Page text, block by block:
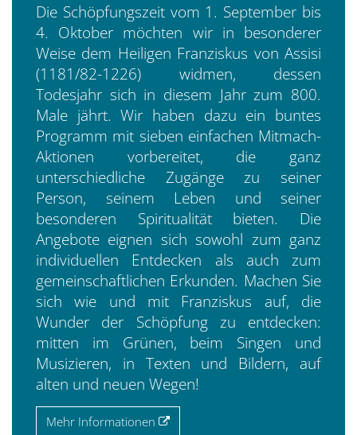
Die Schöpfungszeit vom 1. September bis
4. Oktober möchten wir in besonderer
Weise dem Heiligen Franziskus von Assisi
(1181/82-1226) widmen, dessen
Todesjahr sich in diesem Jahr zum 800.
Male jährt. Wir haben dazu ein buntes
Programm mit sieben einfachen Mitmach-
Aktionen vorbereitet, die ganz
unterschiedliche Zugänge zu seiner
Person, seinem Leben und seiner
besonderen Spiritualität bieten. Die
Angebote eignen sich sowohl zum ganz
individuellen Entdecken als auch zum
gemeinschaftlichen Erkunden. Machen Sie
sich wie und mit Franziskus auf, die
Wunder der Schöpfung zu entdecken:
mitten im Grünen, beim Singen und
Musizieren, in Texten und Bildern, auf
alten und neuen Wegen!
Mehr Informationen